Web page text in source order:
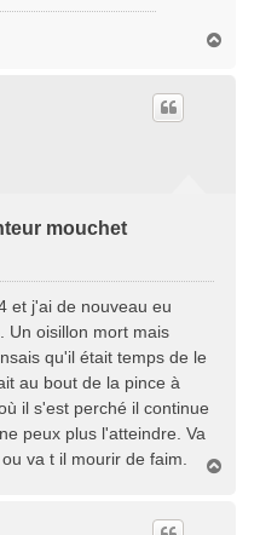
mouchet
et j'ai de nouveau eu
Un oisillon mort mais
qu'il était temps de le
au bout de la pince à
il s'est perché il continue
peux plus l'atteindre. Va
va t il mourir de faim.